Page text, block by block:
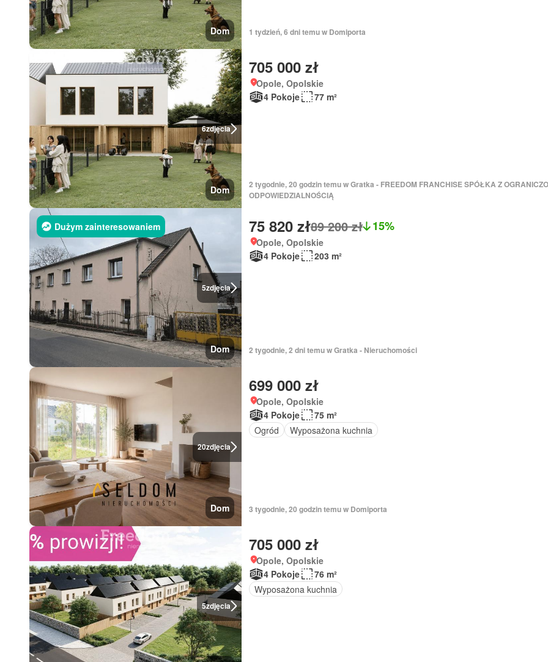
Dom 1 tydzień, 6 dni temu w Domiporta
6zdjęcia
Dom
705 000 zł
Opole, Opolskie
4 Pokoje
77 m²
2 tygodnie, 20 godzin temu w Gratka - FREEDOM FRANCHISE SPÓŁKA Z
ODPOWIEDZIALNOŚCIĄ
5zdjęcia
Dużym zainteresowaniem
Dom
75 820 zł89 200 zł 15%
Opole, Opolskie
4 Pokoje
203 m²
2 tygodnie, 2 dni temu w Gratka - Nieruchomości
20zdjęcia
Dom
699 000 zł
Opole, Opolskie
4 Pokoje
75 m²
Ogród
Wyposażona kuchnia
3 tygodnie, 20 godzin temu w Domiporta
5zdjęcia
705 000 zł
Opole, Opolskie
4 Pokoje
76 m²
Wyposażona kuchnia